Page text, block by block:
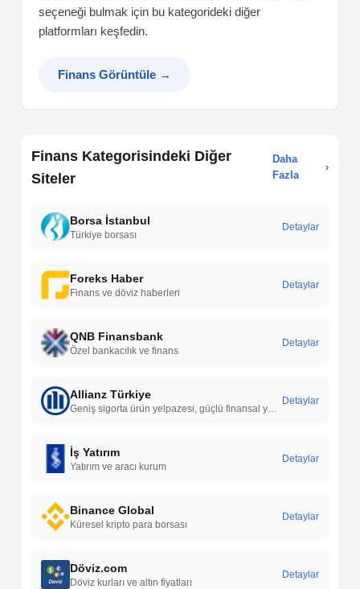
seçeneği bulmak için bu kategorideki diğer
platformları keşfedin.
Finans Görüntüle →
Finans Kategorisindeki Diğer
Siteler
Daha
Fazla
›
Borsa İstanbul
Türkiye borsası
Detaylar
Foreks Haber
Finans ve döviz haberleri
Detaylar
QNB Finansbank
Özel bankacılık ve finans
Detaylar
Allianz Türkiye Detaylar
İş Yatırım
Yatırım ve aracı kurum
Detaylar
Binance Global
Küresel kripto para borsası
Detaylar
Döviz.com
Döviz kurları ve altın fiyatları
Detaylar